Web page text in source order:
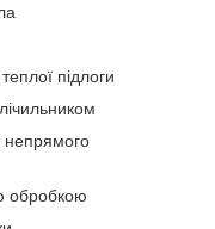
підлоги
непрямого
обробкою